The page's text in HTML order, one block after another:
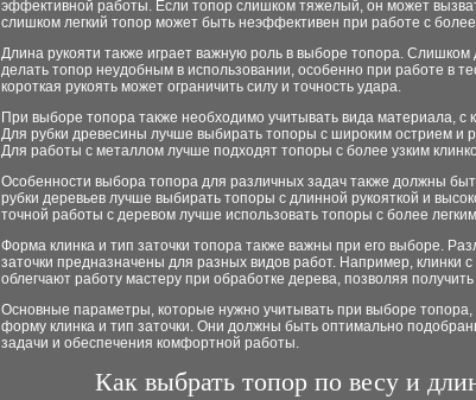
эффективной работы. Если топор слишком тяжелый, он может
слишком легкий топор может быть неэффективен при работе с
Длина рукояти также играет важную роль в выборе топора. Слишком
делать топор неудобным в использовании, особенно при работе в
короткая рукоять может ограничить силу и точность удара.
При выборе топора также необходимо учитывать вида материала, с
Для рубки древесины лучше выбирать топоры с широким острием и
Для работы с металлом лучше подходят топоры с более узким
Особенности выбора топора для различных задач также должны
рубки деревьев лучше выбирать топоры с длинной рукояткой и
точной работы с деревом лучше использовать топоры с более
Форма клинка и тип заточки топора также важны при его выборе.
заточки предназначены для разных видов работ. Например, клинки
облегчают работу мастеру при обработке дерева, позволяя
Основные параметры, которые нужно учитывать при выборе топора,
форму клинка и тип заточки. Они должны быть оптимально
задачи и обеспечения комфортной работы.
Как выбрать топор по весу и